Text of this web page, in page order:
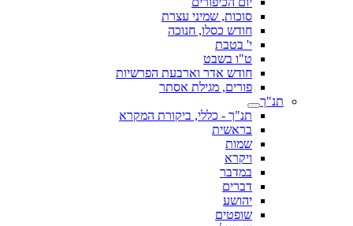
סוכות, שמיני עצרת
חודש כסלו, חנוכה
י' בטבת
ט"ו בשבט
חודש אדר וארבעת הפרשיות
פורים, מגילת אסתר
תנ"ך
תנ"ך - כללי, ביקורת המקרא
בראשית
שמות
ויקרא
במדבר
דברים
יהושע
שופטים